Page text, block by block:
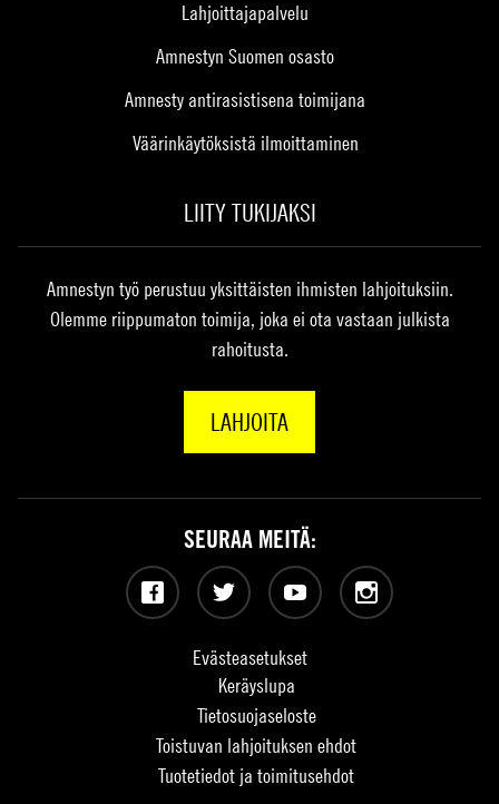
Lahjoittajapalvelu
Amnestyn Suomen osasto
Amnesty antirasistisena toimijana
Väärinkäytöksistä ilmoittaminen
LIITY TUKIJAKSI
Amnestyn työ perustuu yksittäisten ihmisten lahjoituksiin.
Olemme riippumaton toimija, joka ei ota vastaan julkista
rahoitusta.
LAHJOITA
Evästeasetukset
Keräyslupa
Tietosuojaseloste
Toistuvan lahjoituksen ehdot
Tuotetiedot ja toimitusehdot
SEURAA MEITÄ:
Facebook Twitter YouTubeInstagram